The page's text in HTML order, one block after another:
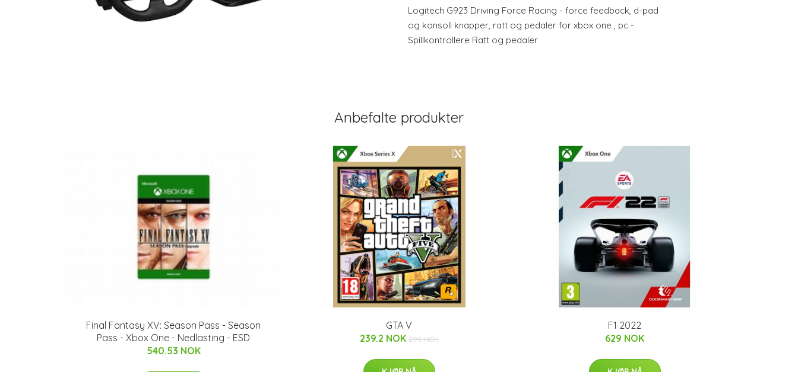
Logitech G923 Driving Force Racing - force feedback, d-pad
og konsoll knapper, ratt og pedaler for xbox one , pc -
Spillkontrollere Ratt og pedaler
Anbefalte produkter
Final Fantasy XV: Season Pass - Season
Pass - Xbox One - Nedlasting - ESD
540.53 NOK
GTA V
239.2 NOK 299 NOK
F1 2022
629 NOK